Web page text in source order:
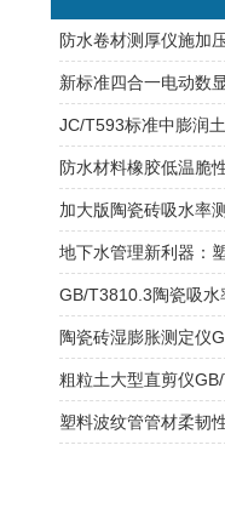
JC/T593标准中膨润
地下水管理新利器：
陶瓷砖湿膨胀测定仪
粗粒土大型直剪仪
塑料波纹管管材柔韧